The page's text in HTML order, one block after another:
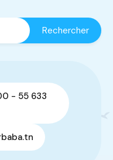
- 55 633